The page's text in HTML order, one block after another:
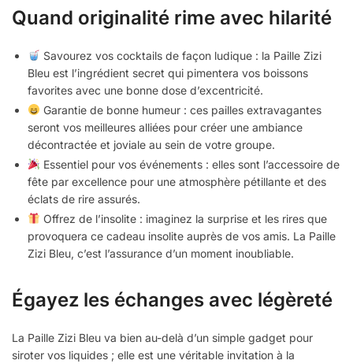
Quand originalité rime avec hilarité
Savourez vos cocktails de façon ludique : la Paille Zizi
Bleu est l’ingrédient secret qui pimentera vos boissons
favorites avec une bonne dose d’excentricité.
Garantie de bonne humeur : ces pailles extravagantes
seront vos meilleures alliées pour créer une ambiance
décontractée et joviale au sein de votre groupe.
Essentiel pour vos événements : elles sont l’accessoire de
fête par excellence pour une atmosphère pétillante et des
éclats de rire assurés.
Offrez de l’insolite : imaginez la surprise et les rires que
provoquera ce cadeau insolite auprès de vos amis. La Paille
Zizi Bleu, c’est l’assurance d’un moment inoubliable.
Égayez les échanges avec légèreté
La Paille Zizi Bleu va bien au-delà d’un simple gadget pour
siroter vos liquides ; elle est une véritable invitation à la